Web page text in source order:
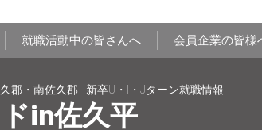
就職活動中の皆さんへ 会員企業の皆様
郡・南佐久郡 新卒U・I・Jターン就職情報
in佐久平